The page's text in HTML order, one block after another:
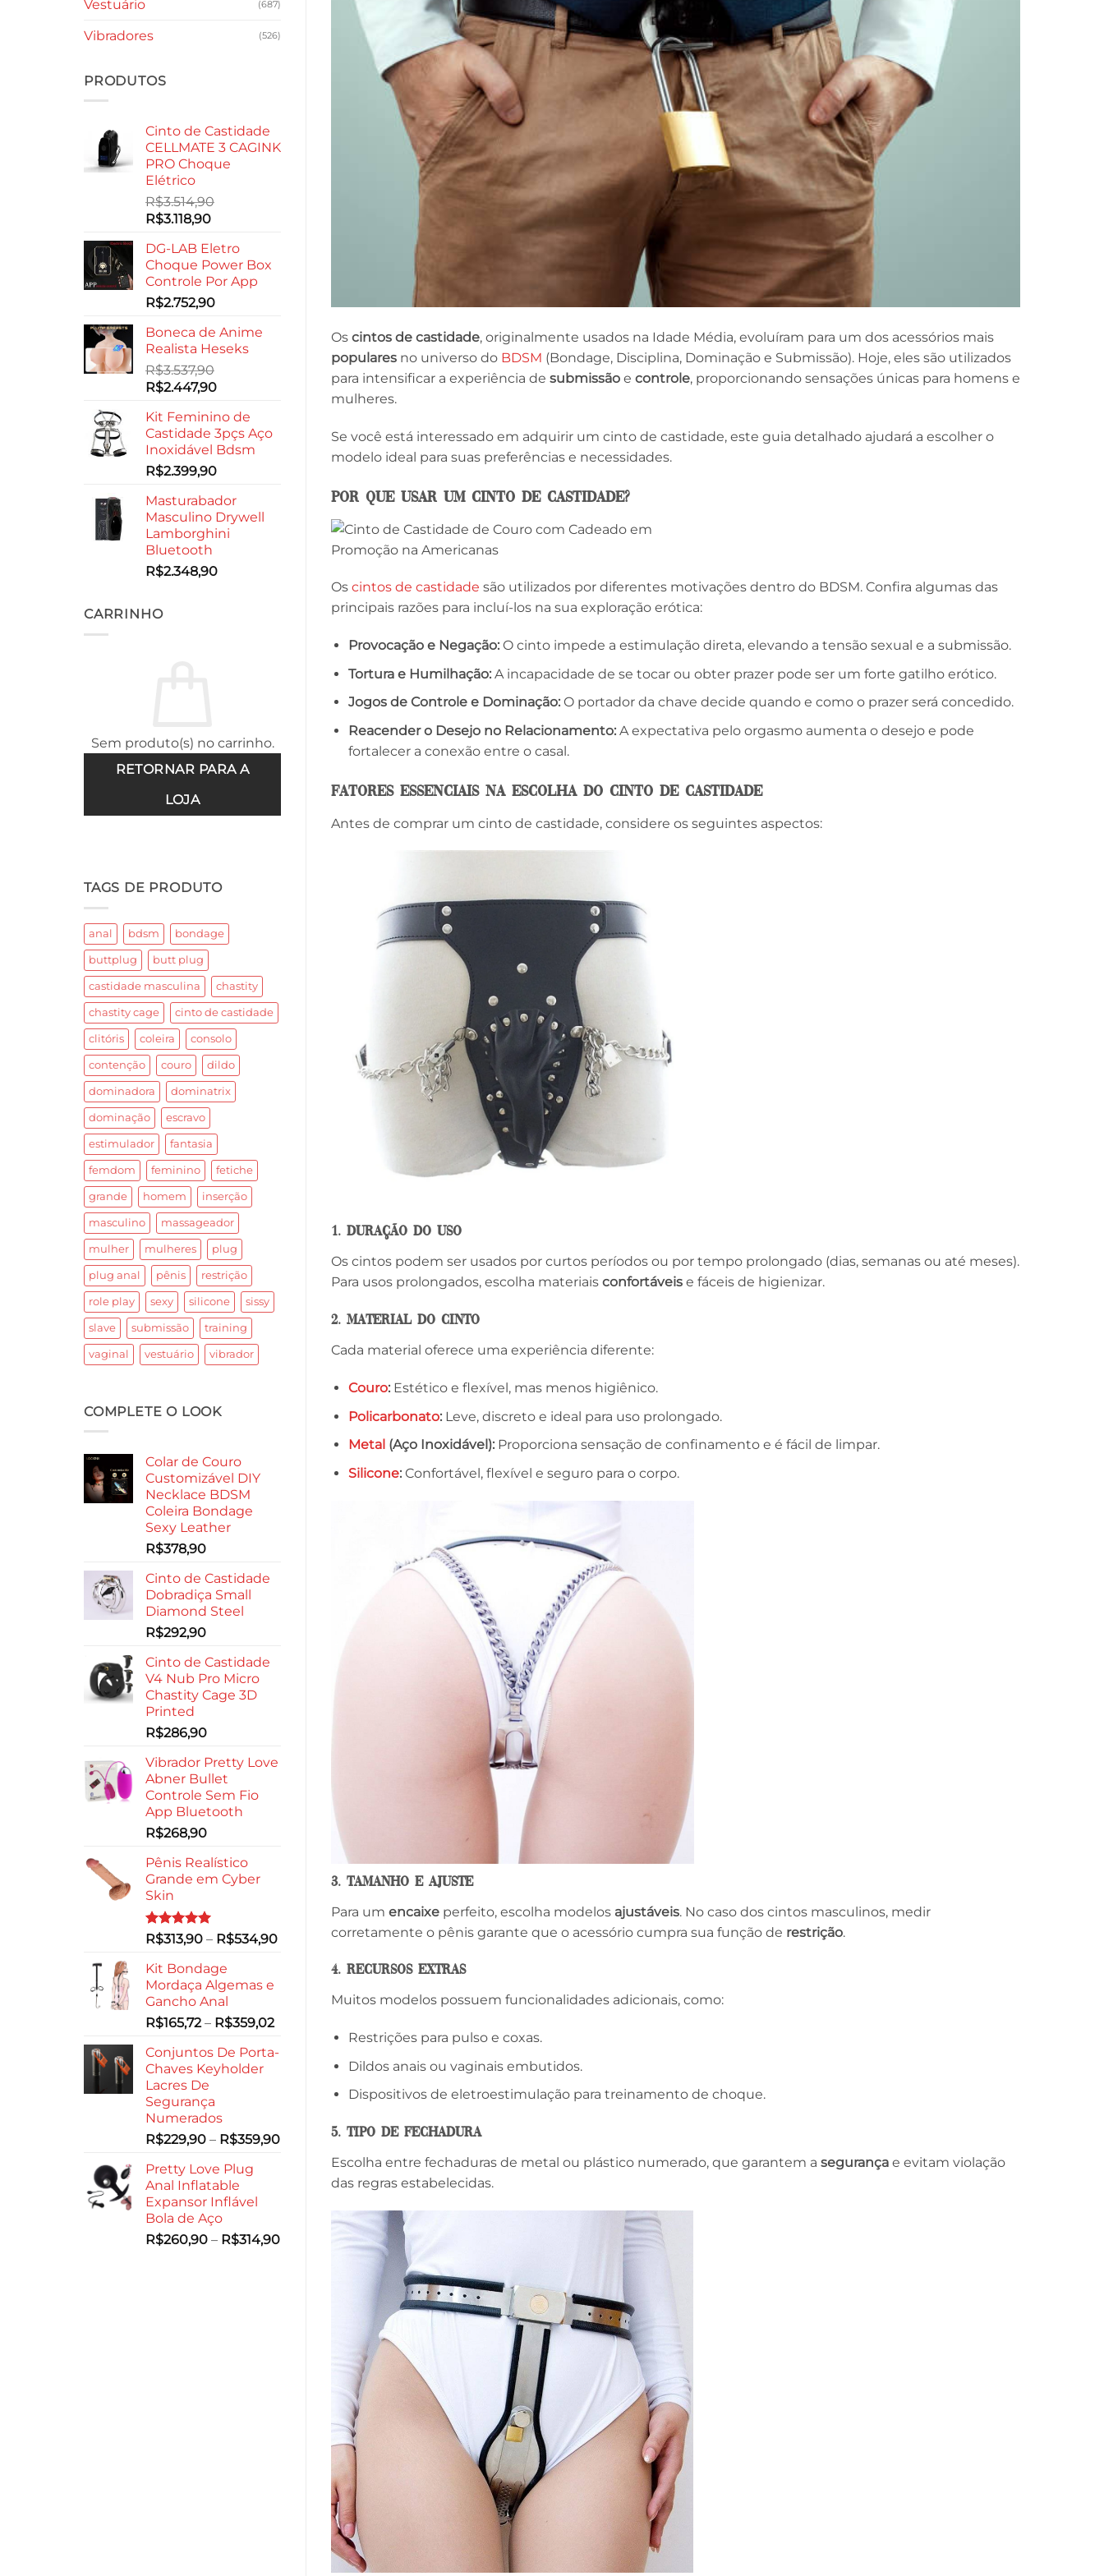
Vestuário (687)
Vibradores (526)
PRODUTOS
Cinto de Castidade
CELLMATE 3 CAGINK
PRO Choque
Elétrico
R$3.514,90
O
original
era:
R$3.514,90.
R$3.118,90O
atual
é:
R$3.118,90.
DG-LAB Eletro
Choque Power Box
Controle Por App
R$2.752,90
Boneca de Anime
Realista Heseks
R$3.537,90
O
original
era:
R$3.537,90.
R$2.447,90O
atual
é:
R$2.447,90.
Kit Feminino de
Castidade 3pçs Aço
Inoxidável Bdsm
R$2.399,90
Masturabador
Masculino Drywell
Lamborghini
Bluetooth
R$2.348,90
CARRINHO
Sem produto(s) no carrinho.
RETORNAR PARA A
LOJA
TAGS DE PRODUTO
anal bdsm bondage
buttplug butt plug
castidade masculina chastity
chastity cage cinto de castidade
clitóris coleira consolo
contenção couro dildo
dominadora dominatrix
dominação escravo
estimulador fantasia
femdom feminino fetiche
grande homem inserção
masculino massageador
mulher mulheres plug
plug anal pênis restrição
role play sexy silicone sissy
slave submissão training
vaginal vestuário vibrador
COMPLETE O LOOK
Colar de Couro
Customizável DIY
Necklace BDSM
Coleira Bondage
Sexy Leather
R$378,90
Cinto de Castidade
Dobradiça Small
Diamond Steel
R$292,90
Cinto de Castidade
V4 Nub Pro Micro
Chastity Cage 3D
Printed
R$286,90
Vibrador Pretty Love
Abner Bullet
Controle Sem Fio
App Bluetooth
R$268,90
Pênis Realístico
Grande em Cyber
Skin
Avaliação
de 5
R$313,90 – R$534,90Faixa
Kit Bondage
Mordaça Algemas e
Gancho Anal
R$165,72 – R$359,02Faixa
preço:
Conjuntos De Porta-
Chaves Keyholder
Lacres De
Segurança
Numerados
R$229,90 – R$359,90Faixa
R$229,90
R$359,90
Pretty Love Plug
Anal Inflatable
Expansor Inflável
Bola de Aço
R$260,90 – R$314,90Faixa
Os cintos de castidade, originalmente usados na Idade Média, evoluíram para um dos acessórios mais
populares no universo do BDSM (Bondage, Disciplina, Dominação e Submissão). Hoje, eles são utilizados
para intensificar a experiência de submissão e controle, proporcionando sensações únicas para homens e
mulheres.
Se você está interessado em adquirir um cinto de castidade, este guia detalhado ajudará a escolher o
modelo ideal para suas preferências e necessidades.
Por que Usar um Cinto de Castidade?
Os cintos de castidade são utilizados por diferentes motivações dentro do BDSM. Confira algumas das
principais razões para incluí-los na sua exploração erótica:
Provocação e Negação:O cinto impede a estimulação direta, elevando a tensão sexual e a submissão.
Tortura e Humilhação:A incapacidade de se tocar ou obter prazer pode ser um forte gatilho erótico.
Jogos de Controle e Dominação:O portador da chave decide quando e como o prazer será concedido.
Reacender o Desejo no Relacionamento:A expectativa pelo orgasmo aumenta o desejo e pode
fortalecer a conexão entre o casal.
Fatores Essenciais na Escolha do Cinto de Castidade
Antes de comprar um cinto de castidade, considere os seguintes aspectos:
1. Duração do Uso
Os cintos podem ser usados por curtos períodos ou por tempo prolongado (dias, semanas ou até meses).
Para usos prolongados, escolha materiais confortáveis e fáceis de higienizar.
2. Material do Cinto
Cada material oferece uma experiência diferente:
Couro:Estético e flexível, mas menos higiênico.
Policarbonato:Leve, discreto e ideal para uso prolongado.
Metal (Aço Inoxidável):Proporciona sensação de confinamento e é fácil de limpar.
Silicone:Confortável, flexível e seguro para o corpo.
3. Tamanho e Ajuste
Para um encaixe perfeito, escolha modelos ajustáveis. No caso dos cintos masculinos, medir
corretamente o pênis garante que o acessório cumpra sua função de restrição.
4. Recursos Extras
Muitos modelos possuem funcionalidades adicionais, como:
Restrições para pulso e coxas.
Dildos anais ou vaginais embutidos.
Dispositivos de eletroestimulação para treinamento de choque.
5. Tipo de Fechadura
Escolha entre fechaduras de metal ou plástico numerado, que garantem a segurança e evitam violação
das regras estabelecidas.